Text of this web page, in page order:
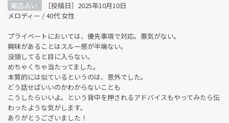
電話占い
［投稿日］2025年10月10日
メロディー / 40代 女性
プライベートにおいては、優先事項で対応。悪気がない。
興味があることはスルー感が半端ない。
没頭してると目に入らない。
めちゃくちゃ当たってました。
本質的には似ているというのは、意外でした。
どう話せばいいのかわからないことも
こうしたらいいよ。という背中を押されるアドバイスもやってみたら伝
わったような気がします。
ありがとうございました！